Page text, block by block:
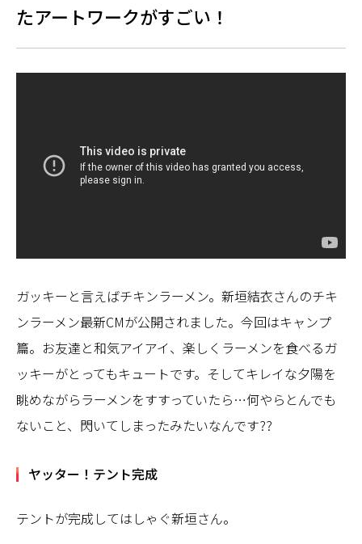
たアートワークがすごい！
ガッキーと言えばチキンラーメン。新垣結衣さんのチキ
ンラーメン最新CMが公開されました。今回はキャンプ
篇。お友達と和気アイアイ、楽しくラーメンを食べるガ
ッキーがとってもキュートです。そしてキレイな夕陽を
眺めながらラーメンをすすっていたら…何やらとんでも
ないこと、閃いてしまったみたいなんです??
ヤッター！テント完成
テントが完成してはしゃぐ新垣さん。